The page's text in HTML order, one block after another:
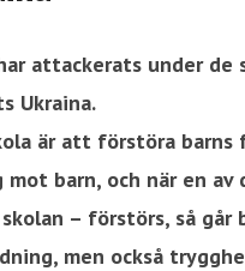
attackerats under de
Ukraina.
är att förstöra barns
barn, och när en av
– förstörs, så går
men också